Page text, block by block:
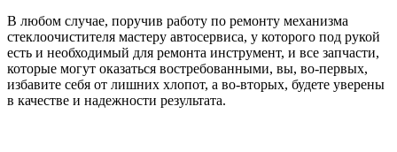
В любом случае, поручив работу по ремонту механизма
стеклоочистителя мастеру автосервиса, у которого под рукой
есть и необходимый для ремонта инструмент, и все запчасти,
которые могут оказаться востребованными, вы, во-первых,
избавите себя от лишних хлопот, а во-вторых, будете уверены
в качестве и надежности результата.